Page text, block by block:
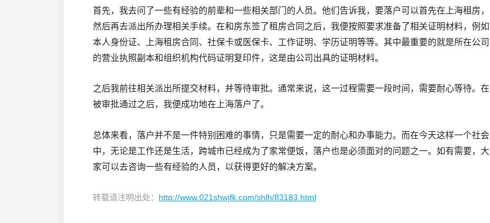
首先，我去问了一些有经验的前辈和一些相关部门的人员。他们告诉我，要落户可以首先在上海租房，
然后再去派出所办理相关手续。在和房东签了租房合同之后，我便按照要求准备了相关证明材料，例如
本人身份证、上海租房合同、社保卡或医保卡、工作证明、学历证明等等。其中最重要的就是所在公司
的营业执照副本和组织机构代码证明复印件，这是由公司出具的证明材料。
之后我前往相关派出所提交材料，并等待审批。通常来说，这一过程需要一段时间，需要耐心等待。在
被审批通过之后，我便成功地在上海落户了。
总体来看，落户并不是一件特别困难的事情，只是需要一定的耐心和办事能力。而在今天这样一个社会
中，无论是工作还是生活，跨城市已经成为了家常便饭，落户也是必须面对的问题之一。如有需要，大
家可以去咨询一些有经验的人员，以获得更好的解决方案。
转载请注明出处： http://www.021shwjfk.com/shlh/83183.html